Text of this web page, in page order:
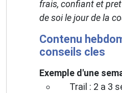
frais, confiant et
de soi le jour de la
Contenu
conseils cles
Exemple d'une
Trail : 2 a 3